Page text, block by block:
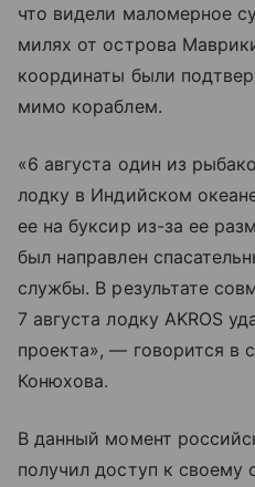
что видели маломерное
милях от острова
координаты были
мимо кораблем.
«6 августа один из
лодку в Индийском
ее на буксир из-за ее
был направлен
службы. В результате
7 августа лодку AKROS
проекта», — говорится в
Конюхова.
В данный момент
получил доступ к своему